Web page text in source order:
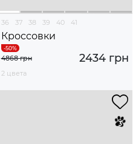
36 37 38 39 40 41
Кроссовки
2434 грн
4868 грн
2 цвета